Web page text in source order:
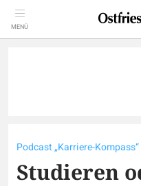
MENÜ
Podcast „Karriere-Kompass“
Studieren